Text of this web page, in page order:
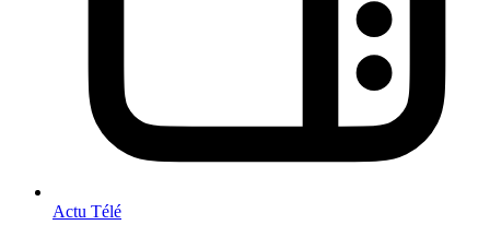
Actu Télé